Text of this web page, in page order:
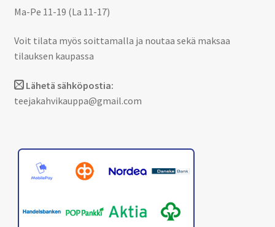
Ma-Pe 11-19 (La 11-17)
Voit tilata myös soittamalla ja noutaa sekä maksaa
tilauksen kaupassa
Lähetä sähköpostia:
teejakahvikauppa@gmail.com